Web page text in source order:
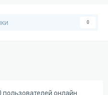
0
пользователей онлайн